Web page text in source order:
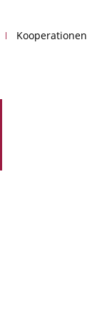
Kooperationen